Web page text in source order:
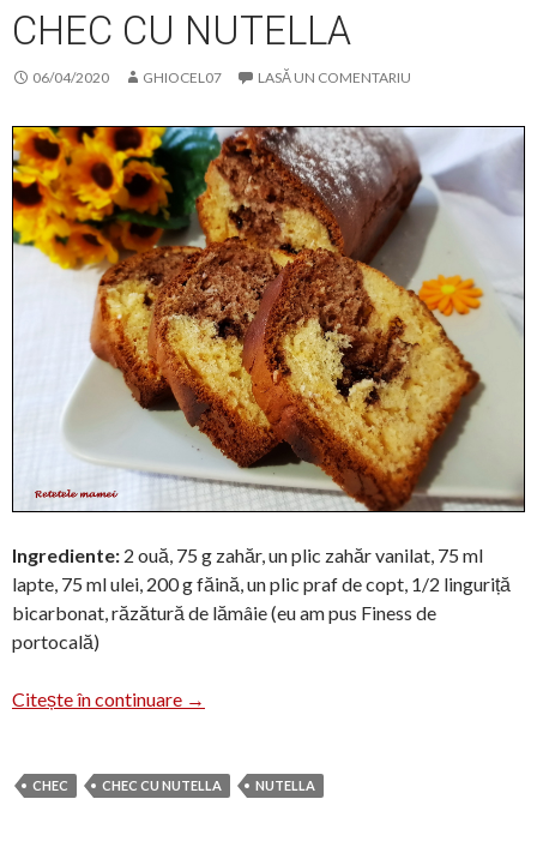
CHEC CU NUTELLA
06/04/2020 GHIOCEL07 LASĂ UN COMENTARIU
Ingrediente: 2 ouă, 75 g zahăr, un plic zahăr vanilat, 75 ml
lapte, 75 ml ulei, 200 g făină, un plic praf de copt, 1/2 linguriță
bicarbonat, răzătură de lămâie (eu am pus Finess de
portocală)
Citește în continuare Chec cu nutella
→
CHEC CHEC CU NUTELLA NUTELLA